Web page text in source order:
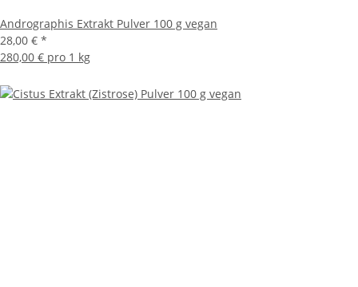
Andrographis Extrakt Pulver 100 g vegan
28,00 € *
280,00 € pro 1 kg